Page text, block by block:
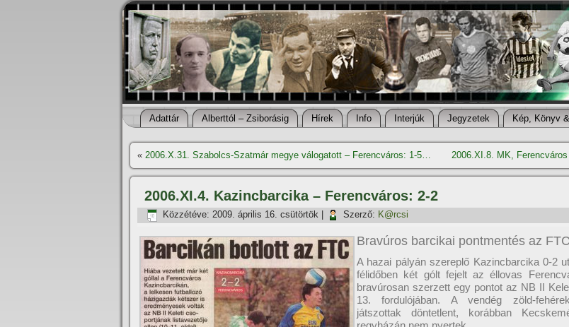
Adattár Alberttól – Zsiborásig Hí­rek Info Interjúk Jegyzetek Kép, Könyv
« 2006.X.31. Szabolcs-Szatmár megye válogatott – Ferencváros: 1-5… 2006.XI.8. MK,
2006.XI.4. Kazincbarcika – Ferencváros: 2-2
Közzétéve: 2009. április 16. csütörtök Szerző: K@rcsi
Bravúros barcikai pontmentés az
A hazai pályán szereplő Kazincbarcika 0-2
félidőben két gólt fejelt az éllovas
bravúrosan szerzett egy pontot az NB II
13. fordulójában. A vendég zöld-
játszottak döntetlent, korábban